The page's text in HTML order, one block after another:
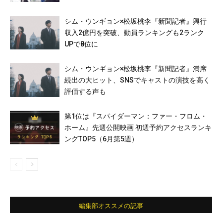
シム・ウンギョン×松坂桃李『新聞記者』興行
収入2億円を突破、動員ランキングも2ランク
UPで8位に
シム・ウンギョン×松坂桃李『新聞記者』満席
続出の大ヒット、SNSでキャストの演技を高く
評価する声も
第1位は『スパイダーマン：ファー・フロム・
ホーム』先週公開映画 初週予約アクセスランキ
ングTOP5（6月第5週）
編集部オススメの記事